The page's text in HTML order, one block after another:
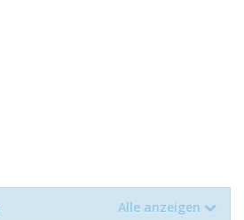
Alle anzeigen